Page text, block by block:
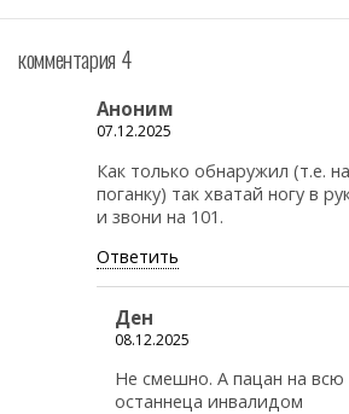
комментария 4
Аноним
07.12.2025
Как только обнаружил (т.е.
поганку) так хватай ногу в
и звони на 101.
Ответить
Ден
08.12.2025
Не смешно. А пацан на
останнеца инвалидом